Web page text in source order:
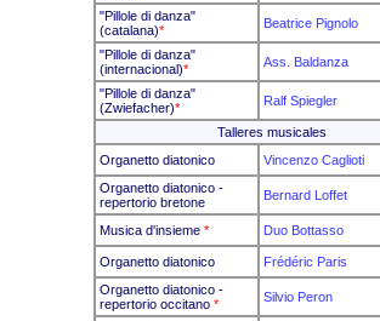
"Pillole di danza"
(catalana)* Beatrice Pignolo
"Pillole di danza"
(internacional)* Ass. Baldanza
"Pillole di danza"
(Zwiefacher)* Ralf Spiegler
Talleres musicales
Organetto diatonico
Vincenzo Caglioti
Organetto diatonico -
repertorio bretone
Bernard Loffet
Musica d'insieme * Duo Bottasso
Organetto diatonico
Frédéric Paris
Organetto diatonico -
repertorio occitano * Silvio Peron